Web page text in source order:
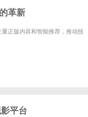
革新
正版内容和智能推荐，推动技
平台